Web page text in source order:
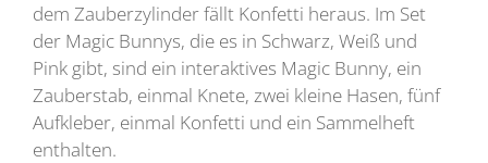
dem Zauberzylinder fällt Konfetti heraus. Im Set
der Magic Bunnys, die es in Schwarz, Weiß und
Pink gibt, sind ein interaktives Magic Bunny, ein
Zauberstab, einmal Knete, zwei kleine Hasen, fünf
Aufkleber, einmal Konfetti und ein Sammelheft
enthalten.